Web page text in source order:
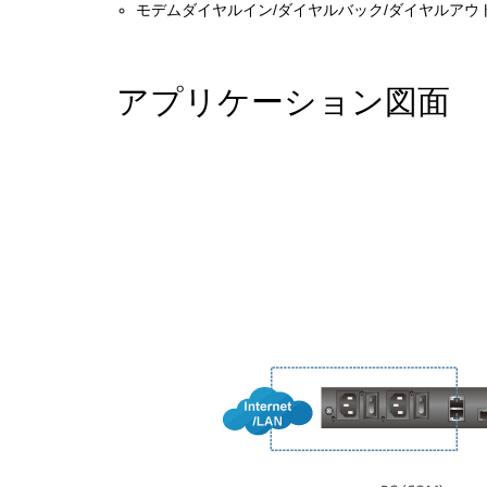
モデムダイヤルイン/ダイヤルバック/ダイヤルアウ
アプリケーション図面